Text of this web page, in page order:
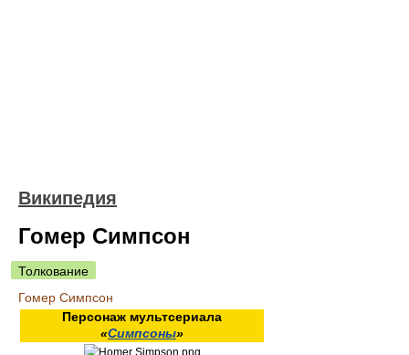
Википедия
Гомер Симпсон
Толкование
Гомер Симпсон
Персонаж мультсериала
«Симпсоны»